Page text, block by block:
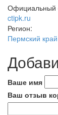
Официальный
ctipk.ru
Регион:
Пермский край
Ваше имя
Ваш отзыв